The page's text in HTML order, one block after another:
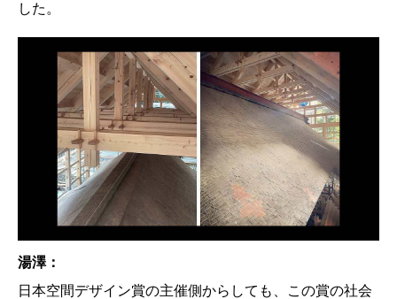
した。
湯澤：
日本空間デザイン賞の主催側からしても、この賞の社会